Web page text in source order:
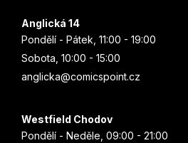
Anglická 14
Pondělí - Pátek, 11:00 - 19:00
Sobota, 10:00 - 15:00
anglicka@comicspoint.cz
Westfield Chodov
Pondělí - Neděle, 09:00 - 21:00